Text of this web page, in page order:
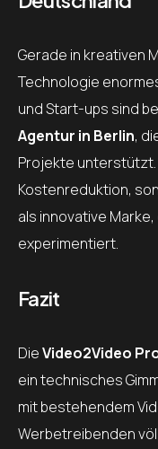
Gerade in kreativen
Technologie
und Start-ups sind
Agentur in Berlin,
Projekte unterstützt.
Kostenreduktion,
als innovative
experimentiert.
Fazit
DieVideo2Video
ein technisches
mit bestehendem
Werbetreibenden